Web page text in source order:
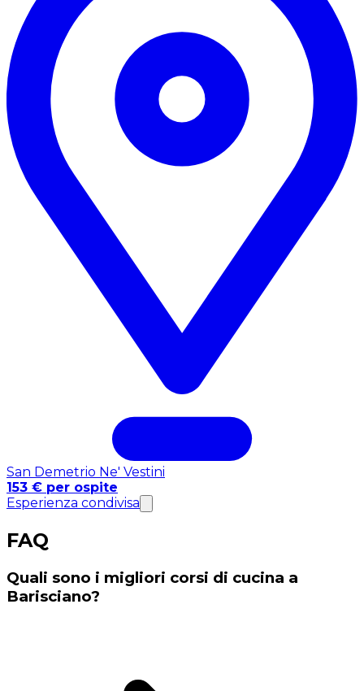
San Demetrio Ne' Vestini
153 € per ospite
Esperienza condivisa
FAQ
Quali sono i migliori corsi di cucina a
Barisciano?